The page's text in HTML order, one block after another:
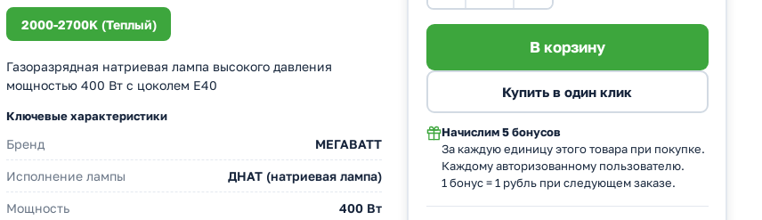
2000-2700K (Теплый)
Газоразрядная натриевая лампа высокого давления
мощностью 400 Вт с цоколем E40
Ключевые характеристики
Бренд МЕГАВАТТ
Исполнение лампы ДНАТ (натриевая лампа)
Мощность 400 Вт
Начислим 5 бонусов
За каждую единицу этого товара при покупке.
Каждому авторизованному пользователю.
1 бонус = 1 рубль при следующем заказе.